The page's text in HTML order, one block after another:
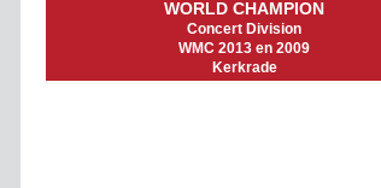
WORLD CHAMPION
Concert Division
WMC 2013 en 2009
Kerkrade